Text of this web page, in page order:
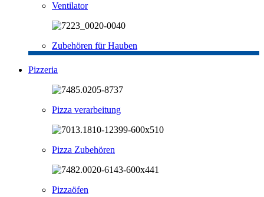
Ventilator
Zubehören für Hauben
Pizzeria
Pizza verarbeitung
Pizza Zubehören
Pizzaöfen